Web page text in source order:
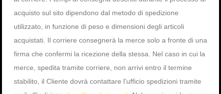
acquisto sul sito dipendono dal metodo di spedizione
utilizzato, in funzione di peso e dimensioni degli articoli
acquistati. Il corriere consegnerà la merce solo a fronte di una
firma che confermi la ricezione della stessa. Nel caso in cui la
merce, spedita tramite corriere, non arrivi entro il termine
stabilito, il Cliente dovrà contattare l'ufficio spedizioni tramite